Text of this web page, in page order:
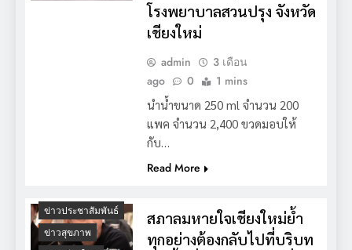
โรงพยาบาลสวนปรุง จังหวัด
เชียงใหม่
admin
3 เดือน
ago
0 1 mins
นำน้ำขนาด 250 ml จำนวน 200
แพค จำนวน 2,400 ขวดมอบให้
กับ…
Read More
ข่าวประชาสัมพันธ์
ข่าวสุขภาพ
สภาลมหายใจเชียงใหม่ย้ำ
ทุกอย่างต้องกลับไปที่บริบท